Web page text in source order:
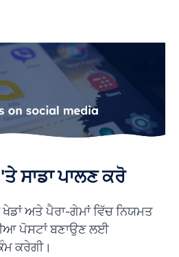
ਸਾਡਾ ਪਾਲਣ ਕਰੋ
ਖੇਡਾਂ ਅਤੇ ਪੈਰਾ-ਗੇਮਾਂ ਵਿੱਚ ਨਿਯਮਤ
ਪੋਸਟਾਂ ਬਣਾਉਣ ਲਈ
ਕਰੇਗੀ।